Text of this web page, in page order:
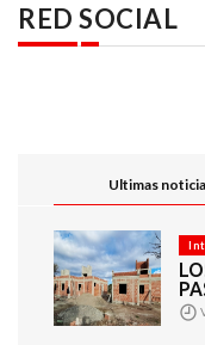
RED SOCIAL
Ultimas